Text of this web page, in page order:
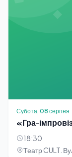
Субота, 08 серпня
«Гра-
18:30
Театр CULT.